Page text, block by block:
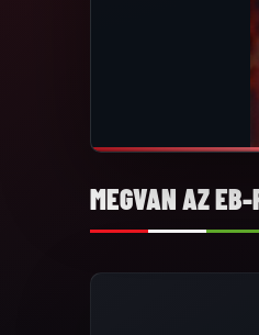
MEGVAN AZ